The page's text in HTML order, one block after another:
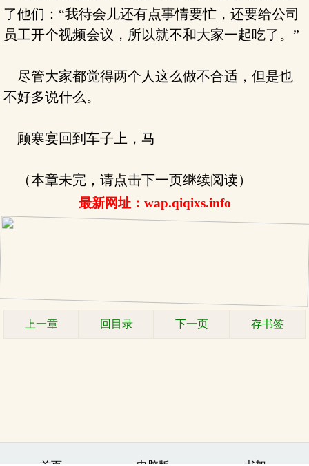
了他们：“我待会儿还有点事情要忙，还要给公司
员工开个视频会议，所以就不和大家一起吃了。”
尽管大家都觉得两个人这么做不合适，但是也
不好多说什么。
顾寒宴回到车子上，马
（本章未完，请点击下一页继续阅读）
最新网址：wap.qiqixs.info
上一章 回目录 下一页 存书签